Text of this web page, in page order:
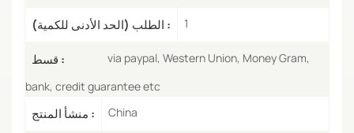
الطلب (الحد الأدنى للكمية) : 1
قسط :
via paypal, Western Union, Money Gram,
bank, credit guarantee etc
منشأ المنتج : China